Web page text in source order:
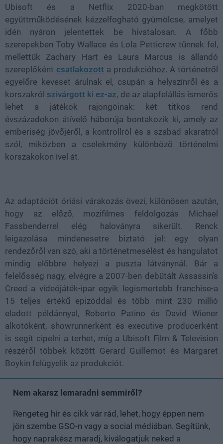
Ubisoft és a Netflix 2020-ban megkötött
együttműködésének kézzelfogható gyümölcse, amelyet
idén nyáron jelentettek be hivatalosan. A főbb
szerepekben Toby Wallace és Lola Petticrew tűnnek fel,
mellettük Zachary Hart és Laura Marcus is állandó
szereplőként csatlakozott a produkcióhoz. A történetről
egyelőre keveset árulnak el, csupán a helyszínről és a
korszakról szivárgott ki ez-az, de az alapfelállás ismerős
lehet a játékok rajongóinak: két titkos rend
évszázadokon átívelő háborúja bontakozik ki, amely az
emberiség jövőjéről, a kontrollról és a szabad akaratról
szól, miközben a cselekmény különböző történelmi
korszakokon ível át.
Az adaptációt óriási várakozás övezi, különösen azután,
hogy az előző, mozifilmes feldolgozás Michael
Fassbenderrel elég haloványra sikerült. Renck
leigazolása mindenesetre biztató jel: egy olyan
rendezőről van szó, aki a történetmesélést és hangulatot
mindig előbbre helyezi a puszta látványnál. Bár a
felelősség nagy, elvégre a 2007-ben debütált Assassin's
Creed a videójáték-ipar egyik legismertebb franchise-a
15 teljes értékű epizóddal és több mint 230 millió
eladott példánnyal, Roberto Patino és David Wiener
alkotóként, showrunnerként és executive producerként
is segít cipelni a terhet, míg a Ubisoft Film & Television
részéről többek között Gerard Guillemot és Margaret
Boykin felügyelik az produkciót.
Nem akarsz lemaradni semmiről?
Rengeteg hír és cikk vár rád, lehet, hogy éppen nem
jön szembe GSO-n vagy a social médiában. Segítünk,
hogy naprakész maradj, kiválogatjuk neked a